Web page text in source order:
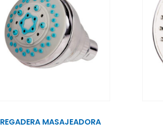
REGADERA MASAJEADORA